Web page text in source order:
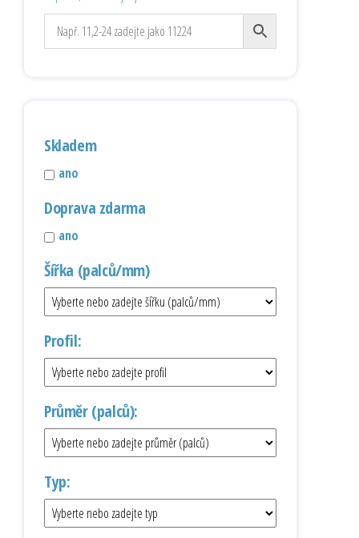
Skladem
ano
Doprava zdarma
ano
Šířka (palců/mm)
Profil:
Průměr (palců):
Typ: